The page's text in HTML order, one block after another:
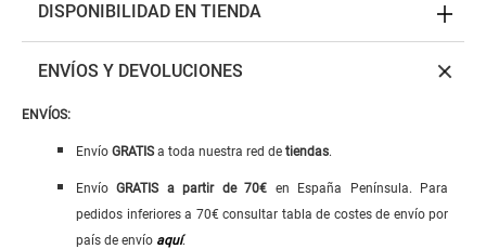
DISPONIBILIDAD EN TIENDA
ENVÍOS Y DEVOLUCIONES
ENVÍOS:
Envío GRATISa toda nuestra red de tiendas.
EnvíoGRATISapartir de 70€ en España Península. Para
pedidos inferiores a 70€ consultar tabla de costes de envío por
país de envío aquí.